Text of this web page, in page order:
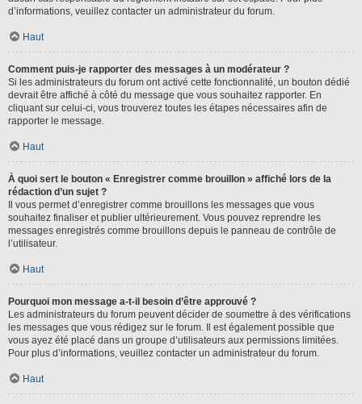
d’informations, veuillez contacter un administrateur du forum.
Haut
Comment puis-je rapporter des messages à un modérateur ?
Si les administrateurs du forum ont activé cette fonctionnalité, un bouton dédié
devrait être affiché à côté du message que vous souhaitez rapporter. En
cliquant sur celui-ci, vous trouverez toutes les étapes nécessaires afin de
rapporter le message.
Haut
À quoi sert le bouton « Enregistrer comme brouillon » affiché lors de la
rédaction d’un sujet ?
Il vous permet d’enregistrer comme brouillons les messages que vous
souhaitez finaliser et publier ultérieurement. Vous pouvez reprendre les
messages enregistrés comme brouillons depuis le panneau de contrôle de
l’utilisateur.
Haut
Pourquoi mon message a-t-il besoin d’être approuvé ?
Les administrateurs du forum peuvent décider de soumettre à des vérifications
les messages que vous rédigez sur le forum. Il est également possible que
vous ayez été placé dans un groupe d’utilisateurs aux permissions limitées.
Pour plus d’informations, veuillez contacter un administrateur du forum.
Haut